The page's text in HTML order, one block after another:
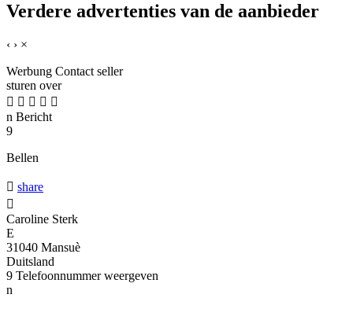
Verdere advertenties van de aanbieder
‹ › ×
Werbung Contact seller
sturen over
    
n Bericht
9
Bellen
 share

Caroline Sterk
E
31040 Mansuè
Duitsland
9 Telefoonnummer weergeven
n